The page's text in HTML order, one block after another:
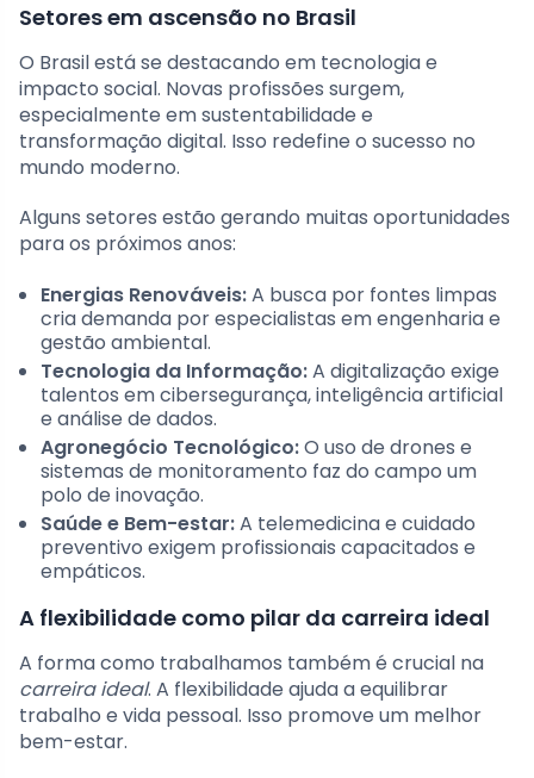
Setores em ascensão no Brasil
O Brasil está se destacando em tecnologia e
impacto social. Novas profissões surgem,
especialmente em sustentabilidade e
transformação digital. Isso redefine o sucesso no
mundo moderno.
Alguns setores estão gerando muitas oportunidades
para os próximos anos:
Energias Renováveis:A busca por fontes limpas
cria demanda por especialistas em engenharia e
gestão ambiental.
Tecnologia da Informação:A digitalização exige
talentos em cibersegurança, inteligência artificial
e análise de dados.
Agronegócio Tecnológico:O uso de drones e
sistemas de monitoramento faz do campo um
polo de inovação.
Saúde e Bem-estar:A telemedicina e cuidado
preventivo exigem profissionais capacitados e
empáticos.
A flexibilidade como pilar da carreira ideal
A forma como trabalhamos também é crucial na
carreira ideal. A flexibilidade ajuda a equilibrar
trabalho e vida pessoal. Isso promove um melhor
bem-estar.